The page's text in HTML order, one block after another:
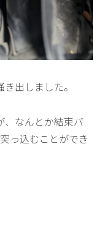
出しました。
、なんとか結束バ
っ込むことができ